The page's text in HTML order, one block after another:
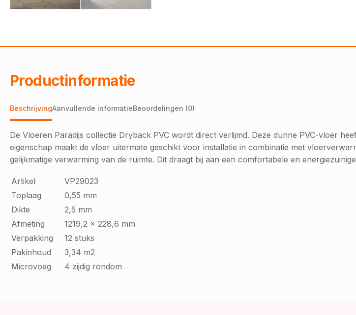
Productinformatie
BeschrijvingAanvullende informatieBeoordelingen (0)
De Vloeren Paradijs collectie Dryback PVC wordt direct verlijmd. Deze dunne PVC-vloer
eigenschap maakt de vloer uitermate geschikt voor installatie in combinatie met
gelijkmatige verwarming van de ruimte. Dit draagt bij aan een comfortabele en
Artikel
VP29023
Toplaag
0,55 mm
Dikte
2,5 mm
Afmeting
1219,2 x 228,6 mm
Verpakking
12 stuks
Pakinhoud
3,34 m2
Microvoeg
4 zijdig rondom